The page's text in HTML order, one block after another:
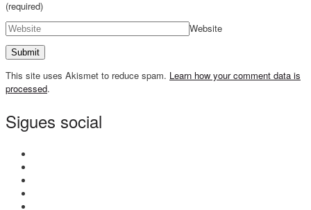
(required)
Website
This site uses Akismet to reduce spam. Learn how your comment data is
processed.
Sigues social